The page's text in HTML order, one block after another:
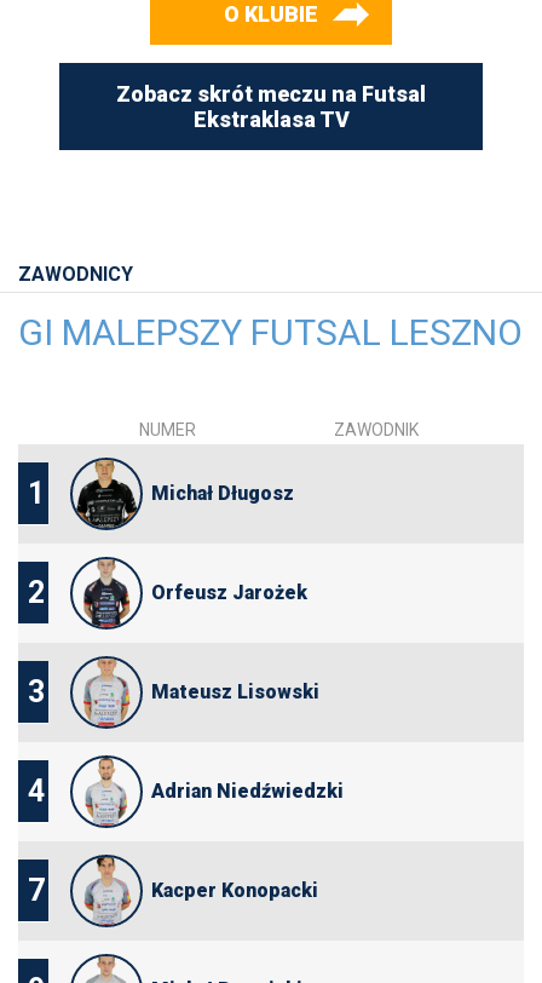
O KLUBIE
Zobacz skrót meczu na Futsal
Ekstraklasa TV
ZAWODNICY
GI MALEPSZY FUTSAL LESZNO
NUMER ZAWODNIK
1 Michał Długosz
2 Orfeusz Jarożek
3 Mateusz Lisowski
4 Adrian Niedźwiedzki
7 Kacper Konopacki